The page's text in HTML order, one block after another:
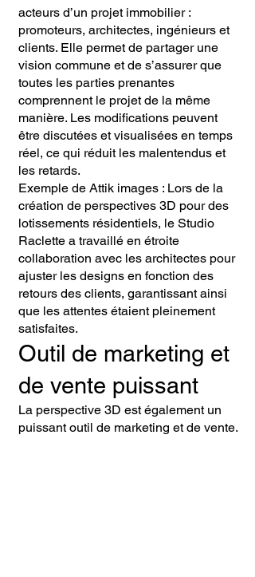
acteurs d’un projet immobilier :
promoteurs, architectes, ingénieurs et
clients. Elle permet de partager une
vision commune et de s’assurer que
toutes les parties prenantes
comprennent le projet de la même
manière. Les modifications peuvent
être discutées et visualisées en temps
réel, ce qui réduit les malentendus et
les retards.
Exemple de Attik images : Lors de la
création de perspectives 3D pour des
lotissements résidentiels, le Studio
Raclette a travaillé en étroite
collaboration avec les architectes pour
ajuster les designs en fonction des
retours des clients, garantissant ainsi
que les attentes étaient pleinement
satisfaites.
Outil de marketing et
de vente puissant
La perspective 3D est également un
puissant outil de marketing et de vente.